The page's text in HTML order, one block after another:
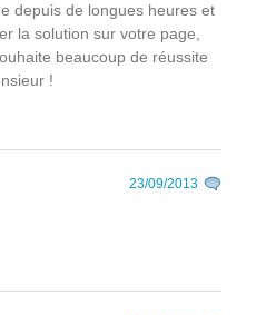
depuis de longues heures et
la solution sur votre page,
beaucoup de réussite
!
23/09/2013